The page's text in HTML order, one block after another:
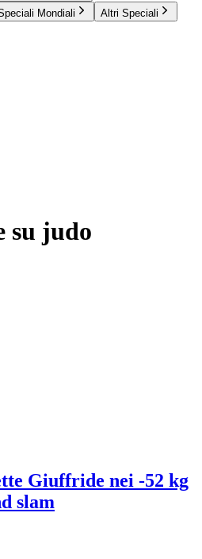
Mondiali Altri Speciali
su judo
Giuffride nei -52 kg
slam